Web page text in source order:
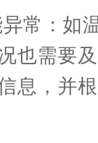
：如温
也需要
息，并